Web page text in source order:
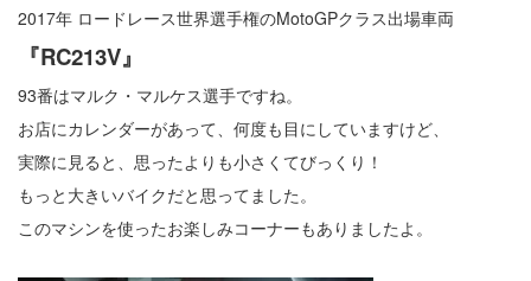
2017年 ロードレース世界選手権のMotoGPクラス出場車両
『RC213V』
93番はマルク・マルケス選手ですね。
お店にカレンダーがあって、何度も目にしていますけど、
実際に見ると、思ったよりも小さくてびっくり！
もっと大きいバイクだと思ってました。
このマシンを使ったお楽しみコーナーもありましたよ。